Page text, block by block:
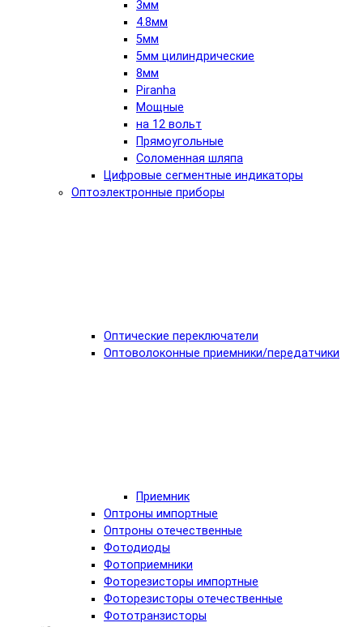
3мм
4.8мм
5мм
5мм цилиндрические
8мм
Piranha
Мощные
на 12 вольт
Прямоугольные
Соломенная шляпа
Цифровые сегментные индикаторы
Оптоэлектронные приборы
Оптические переключатели
Оптоволоконные приемники/передатчики
Приемник
Оптроны импортные
Оптроны отечественные
Фотодиоды
Фотоприемники
Фоторезисторы импортные
Фоторезисторы отечественные
Фототранзисторы